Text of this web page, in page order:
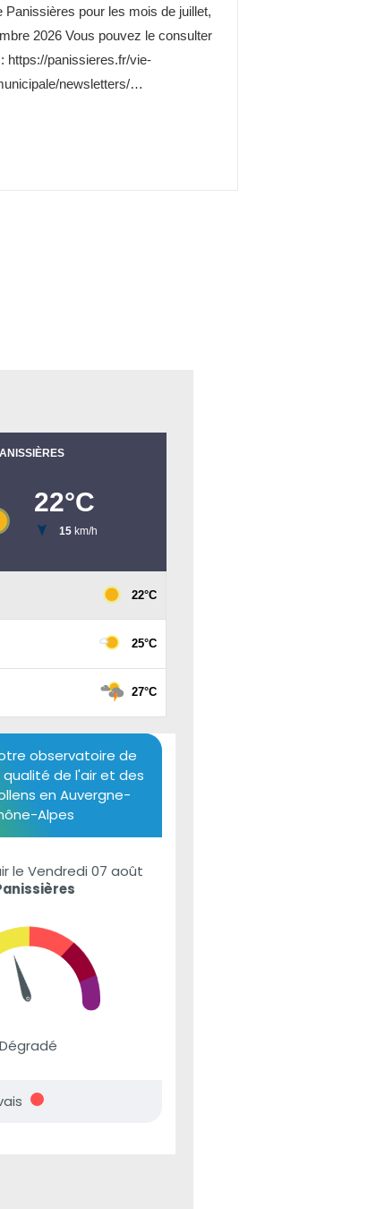
Panissières pour les mois de juillet,
2026 Vous pouvez le consulter
https://panissieres.fr/vie-
newsletters/…